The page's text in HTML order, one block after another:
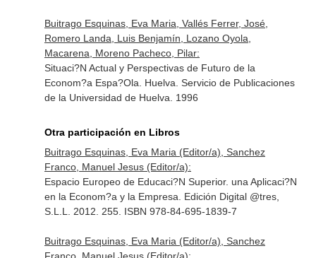
Buitrago Esquinas, Eva Maria, Vallés Ferrer, José,
Romero Landa, Luis Benjamín, Lozano Oyola,
Macarena, Moreno Pacheco, Pilar:
Situaci?N Actual y Perspectivas de Futuro de la
Econom?a Espa?Ola. Huelva. Servicio de Publicaciones
de la Universidad de Huelva. 1996
Otra participación en Libros
Buitrago Esquinas, Eva Maria (Editor/a), Sanchez
Franco, Manuel Jesus (Editor/a):
Espacio Europeo de Educaci?N Superior. una Aplicaci?N
en la Econom?a y la Empresa. Edición Digital @tres,
S.L.L. 2012. 255. ISBN 978-84-695-1839-7
Buitrago Esquinas, Eva Maria (Editor/a), Sanchez